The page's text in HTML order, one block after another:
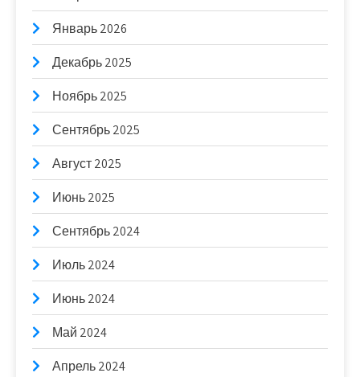
Январь 2026
Декабрь 2025
Ноябрь 2025
Сентябрь 2025
Август 2025
Июнь 2025
Сентябрь 2024
Июль 2024
Июнь 2024
Май 2024
Апрель 2024